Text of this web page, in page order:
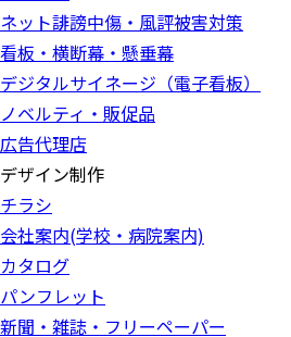
ネット誹謗中傷・風評被害対策
看板・横断幕・懸垂幕
デジタルサイネージ（電子看板）
ノベルティ・販促品
広告代理店
デザイン制作
チラシ
会社案内(学校・病院案内)
カタログ
パンフレット
新聞・雑誌・フリーペーパー